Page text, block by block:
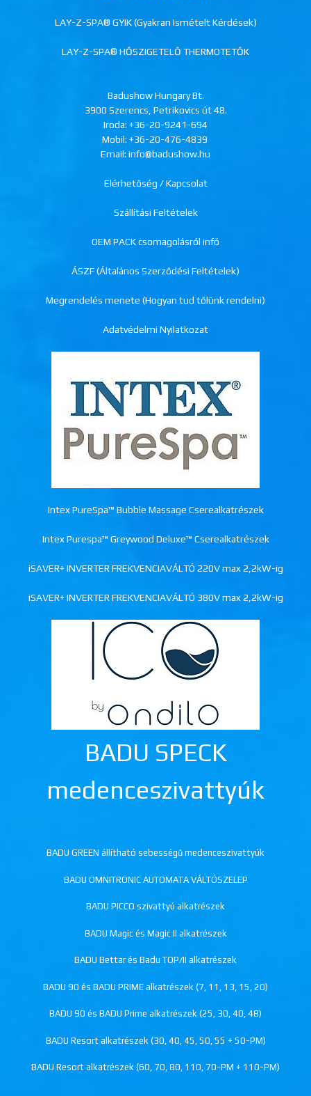
LAY-Z-SPA® GYIK (Gyakran Ismételt Kérdések)
LAY-Z-SPA® HŐSZIGETELŐ THERMOTETŐK
Badushow Hungary Bt.
3900 Szerencs, Petrikovics út 48.
Iroda: +36-20-9241-694
Mobil: +36-20-476-4839
Email: info@badushow.hu
Elérhetőség / Kapcsolat
Szállítási Feltételek
OEM PACK csomagolásról infó
ÁSZF (Általános Szerződési Feltételek)
Megrendelés menete (Hogyan tud tőlünk rendelni)
Adatvédelmi Nyilatkozat
Intex PureSpa™ Bubble Massage Cserealkatrészek
Intex Purespa™ Greywood Deluxe™ Cserealkatrészek
iSAVER+ INVERTER FREKVENCIAVÁLTÓ 220V max 2,2kW-ig
iSAVER+ INVERTER FREKVENCIAVÁLTÓ 380V max 2,2kW-ig
BADU SPECK
medenceszivattyúk
BADU GREEN állítható sebességű medenceszivattyúk
BADU OMNITRONIC AUTOMATA VÁLTÓSZELEP
BADU PICCO szivattyú alkatrészek
BADU Magic és Magic II alkatrészek
BADU Bettar és Badu TOP/II alkatrészek
BADU 90 és BADU PRIME alkatrészek (7, 11, 13, 15, 20)
BADU 90 és BADU Prime alkatrészek (25, 30, 40, 48)
BADU Resort alkatrészek (30, 40, 45, 50, 55 + 50-PM)
BADU Resort alkatrészek (60, 70, 80, 110, 70-PM + 110-PM)